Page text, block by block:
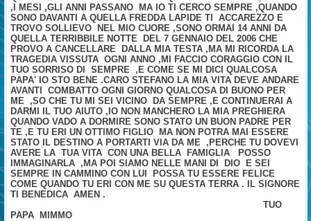
,I MESI ,GLI ANNI PASSANO MA IO TI CERCO SEMPRE ,QUANDO
SONO DAVANTI A QUELLA FREDDA LAPIDE TI ACCAREZZO E
TROVO SOLLIEVO NEL MIO CUORE ,SONO ORMAI 14 ANNI DA
QUELLA TERRIBBILE NOTTE DEL 7 GENNAIO DEL 2006 CHE
PROVO A CANCELLARE DALLA MIA TESTA ,MA MI RICORDA LA
TRAGEDIA VISSUTA OGNI ANNO ,MI FACCIO CORAGGIO CON IL
TUO SORRISO DI SEMPRE ,E COME SE MI DICI QUALCOSA
PAPA' IO STO BENE .CARO STEFANO LA MIA VITA DEVE ANDARE
AVANTI COMBATTO OGNI GIORNO QUALCOSA DI BUONO PER
ME ,SO CHE TU MI SEI VICINO DA SEMPRE ,E CONTINUERAI A
DARMI IL TUO AIUTO ,IO NON MANCHERO LA MIA PREGHIERA
QUANDO VADO A DORMIRE SONO STATO UN BUON PADRE PER
TE ,E TU ERI UN OTTIMO FIGLIO MA NON POTRA MAI ESSERE
STATO IL DESTINO A PORTARTI VIA DA ME ,PERCHE TU DOVEVI
AVERE LA TUA VITA CON UNA BELLA FAMIGLIA POSSO
IMMAGINARLA ,MA POI SIAMO NELLE MANI DI DIO E SEI
SEMPRE IN CAMMINO CON LUI POSSA TU ESSERE FELICE
COME QUANDO TU ERI CON ME SU QUESTA TERRA . IL SIGNORE
TI BENEDICA AMEN .
TUO
PAPA MIMMO